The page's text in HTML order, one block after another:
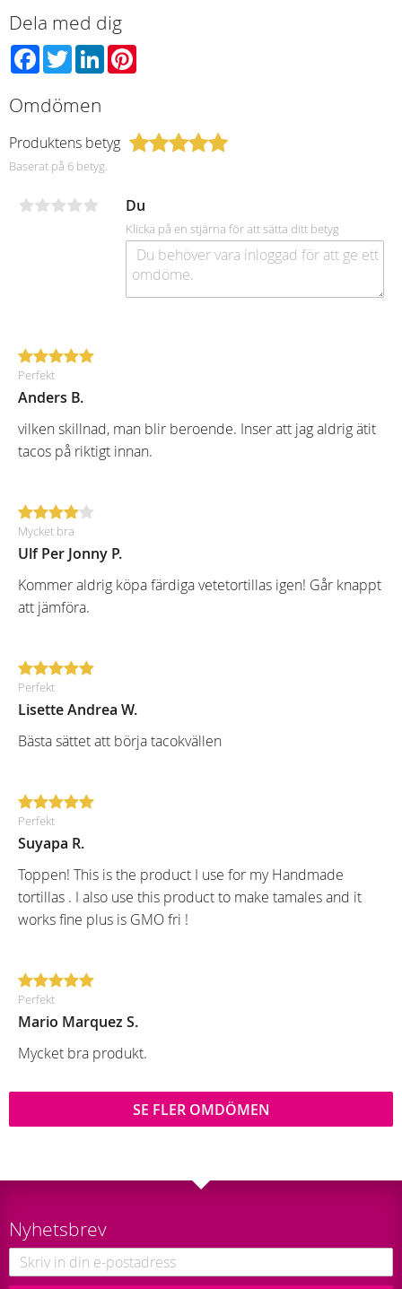
Dela med dig
Facebook
TwitterLinkedIn
Omdömen
Produktens betyg
Baserat på 6 betyg.
Du
Klicka på en stjärna för att sätta ditt betyg
Perfekt
Anders B.
vilken skillnad, man blir beroende. Inser att jag aldrig ätit
tacos på riktigt innan.
Mycket bra
Ulf Per Jonny P.
Kommer aldrig köpa färdiga vetetortillas igen! Går knappt
att jämföra.
Perfekt
Lisette Andrea W.
Bästa sättet att börja tacokvällen
Perfekt
Suyapa R.
Toppen! This is the product I use for my Handmade
tortillas . I also use this product to make tamales and it
works fine plus is GMO fri !
Perfekt
Mario Marquez S.
Mycket bra produkt.
SE FLER OMDÖMEN
Nyhetsbrev